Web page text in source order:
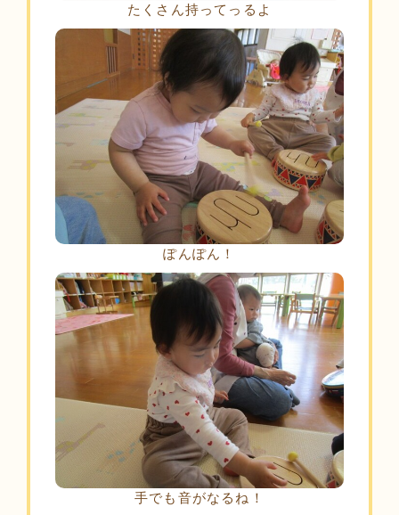
たくさん持ってっるよ
ぽんぽん！
手でも音がなるね！